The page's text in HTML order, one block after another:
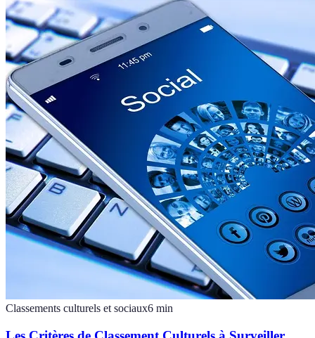
Classements culturels et sociaux6 min